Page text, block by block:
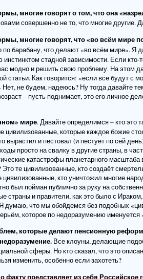
многие говорят о том, что она
совершенно не то, что многие другие.
многие говорят, что «во всём мире
барабану, что делают «во всём мире». Я
стадной зависимости. Если кто-
модно и решить свою проблему. На этом
статьи. Как говорится: «если все будут с
не будем, надеюсь? Ну тогда давайте
– пусть поднимает, это его личное
мире. Давайте определимся – кто это
цивилизованные, которые каждое божие
вырастил и пестовал (и пестует по сей
просто на свалку в другие страны, в
катастрофы планетарного
те цивилизованные, кто создаёт
кто уничтожил многие
был пойман публично за руку на
страны и правители, как это было с
думаю, что мы обойдемся без подобных
которое по недоразумению именуется
которые делают пенсионную
Все клоуны, делающие
сферы. Но кто сказал, что это
изменить, особенно если захотеть?
факту представляет из себя